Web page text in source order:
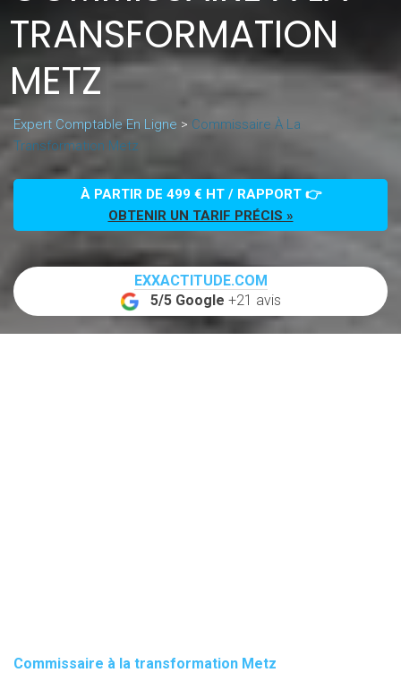
TRANSFORMATION
METZ
Expert Comptable En Ligne > Commissaire À La
Transformation Metz
À PARTIR DE 499 € HT / RAPPORT 👉
OBTENIR UN TARIF PRÉCIS »
EXXACTITUDE.COM
5/5 Google +21 avis
Commissaire à la transformation Metz